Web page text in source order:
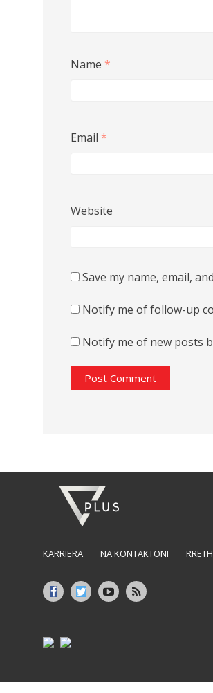
Name *
Email *
Website
Save my name, email,
Notify me of follow-up
Notify me of new posts
KARRIERA NA KONTAKTONI